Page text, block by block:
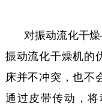
对振动流化干燥
振动流化干燥机的
床并不冲突，也不
通过皮带传动，